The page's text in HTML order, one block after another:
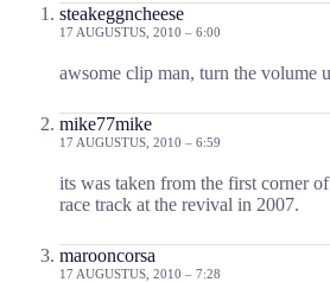
steakeggncheese
17 AUGUSTUS, 2010 – 6:00
awsome clip man, turn the volume
mike77mike
17 AUGUSTUS, 2010 – 6:59
its was taken from the first corner
race track at the revival in 2007.
marooncorsa
17 AUGUSTUS, 2010 – 7:28